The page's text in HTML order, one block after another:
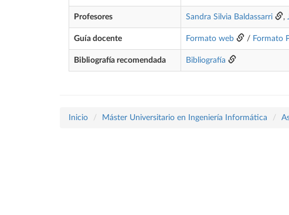
Profesores Sandra Silvia Baldassarri ,
Guía docente Formato web / Formato
Bibliografía recomendada Bibliografía
Inicio Máster Universitario en Ingeniería Informática